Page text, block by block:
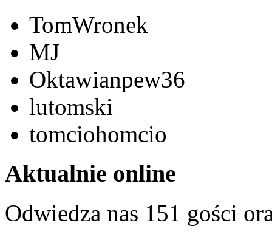
TomWronek
MJ
Oktawianpew36
lutomski
tomciohomcio
Aktualnie online
Odwiedza nas 151 gości